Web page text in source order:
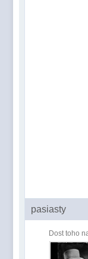
pasiasty
Dost toho